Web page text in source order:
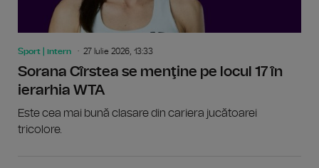
Sport | intern 27 Iulie 2026, 13:33
Sorana Cîrstea se menţine pe locul 17 în
ierarhia WTA
Este cea mai bună clasare din cariera jucătoarei
tricolore.